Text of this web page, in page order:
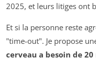
2025, et leurs litiges ont
Et si la personne reste
"time-out". Je propose
cerveau a besoin de